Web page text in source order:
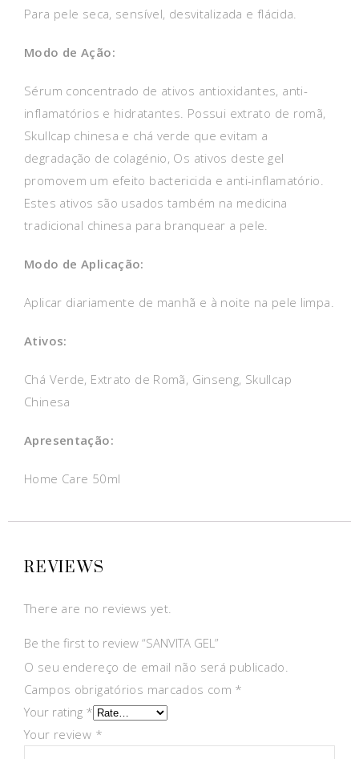
Para pele seca, sensível, desvitalizada e flácida.
Modo de Ação:
Sérum concentrado de ativos antioxidantes, anti-
inflamatórios e hidratantes. Possui extrato de romã,
Skullcap chinesa e chá verde que evitam a
degradação de colagénio, Os ativos deste gel
promovem um efeito bactericida e anti-inflamatório.
Estes ativos são usados também na medicina
tradicional chinesa para branquear a pele.
Modo de Aplicação:
Aplicar diariamente de manhã e à noite na pele limpa.
Ativos:
Chá Verde, Extrato de Romã, Ginseng, Skullcap
Chinesa
Apresentação:
Home Care 50ml
REVIEWS
There are no reviews yet.
Be the first to review “SANVITA GEL”
O seu endereço de email não será publicado.
Campos obrigatórios marcados com *
Your rating *
Your review *